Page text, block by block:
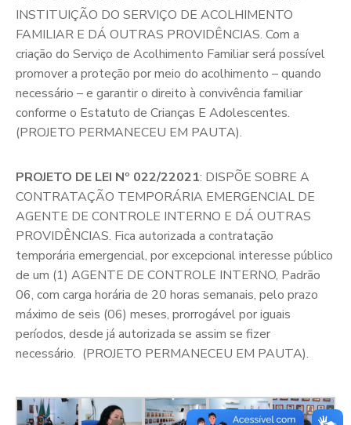
INSTITUIÇÃO DO SERVIÇO DE ACOLHIMENTO
FAMILIAR E DÁ OUTRAS PROVIDÊNCIAS. Com a
criação do Serviço de Acolhimento Familiar será possível
promover a proteção por meio do acolhimento – quando
necessário – e garantir o direito à convivência familiar
conforme o Estatuto de Crianças E Adolescentes.
(PROJETO PERMANECEU EM PAUTA).
PROJETO DE LEI Nº 022/22021: DISPÕE SOBRE A
CONTRATAÇÃO TEMPORÁRIA EMERGENCIAL DE
AGENTE DE CONTROLE INTERNO E DÁ OUTRAS
PROVIDÊNCIAS. Fica autorizada a contratação
temporária emergencial, por excepcional interesse público
de um (1) AGENTE DE CONTROLE INTERNO, Padrão
06, com carga horária de 20 horas semanais, pelo prazo
máximo de seis (06) meses, prorrogável por iguais
períodos, desde já autorizada se assim se fizer
necessário. (PROJETO PERMANECEU EM PAUTA).